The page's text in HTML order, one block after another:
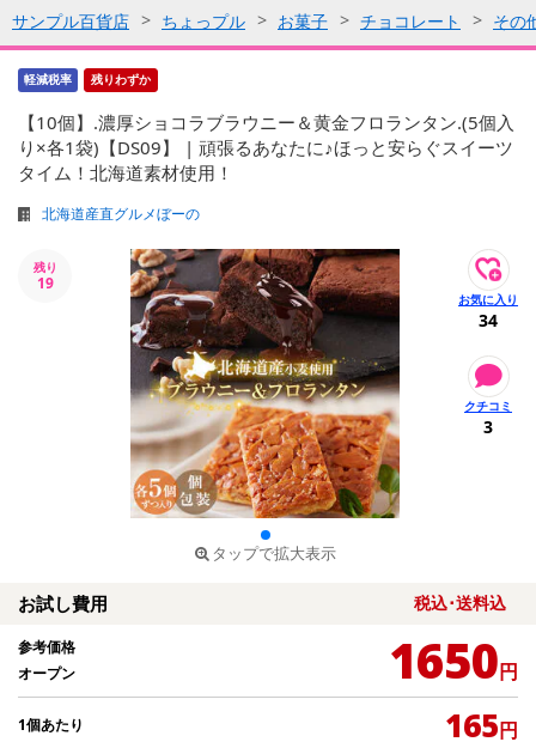
サンプル百貨店 ちょっプル お菓子 チョコレート その
軽減税率 残りわずか
【10個】.濃厚ショコラブラウニー＆黄金フロランタン.(5個入
り×各1袋)【DS09】 | 頑張るあなたに♪ほっと安らぐスイーツ
タイム！北海道素材使用！
北海道産直グルメぼーの
残り
19
タップで拡大表示
34
3
お試し費用 税込･送料込
参考価格
オープン
1650円
1個あたり 165円